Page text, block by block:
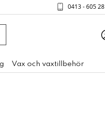
0413 - 605 28
Vax och vaxtillbehör